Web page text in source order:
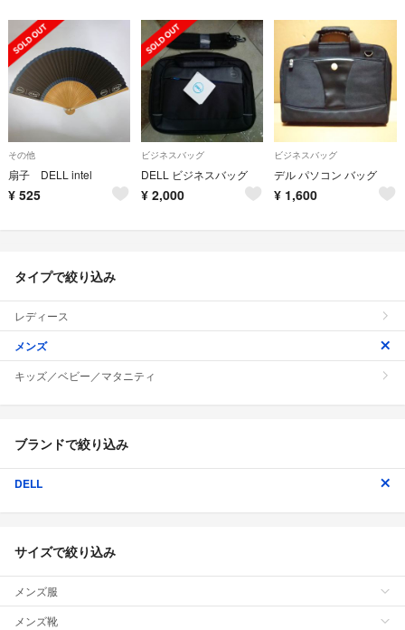
その他
扇子 DELL intel
¥ 525
ビジネスバッグ
DELL ビジネスバッグ
¥ 2,000
ビジネスバッグ
デル パソコン バッグ
¥ 1,600
タイプで絞り込み
レディース
メンズ
キッズ／ベビー／マタニティ
ブランドで絞り込み
DELL
サイズで絞り込み
メンズ服
メンズ靴